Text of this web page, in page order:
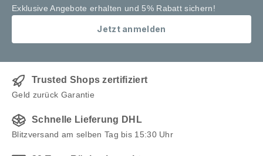
Exklusive Angebote erhalten und 5% Rabatt sichern!
Jetzt anmelden
Trusted Shops zertifiziert
Geld zurück Garantie
Schnelle Lieferung DHL
Blitzversand am selben Tag bis 15:30 Uhr